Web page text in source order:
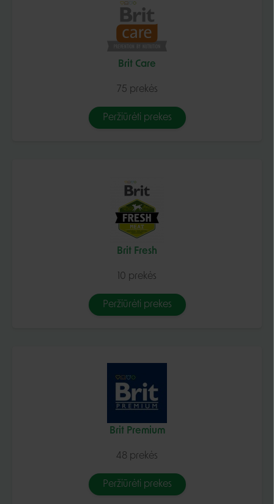
Brit Care
75 prekės
Peržiūrėti prekes
Brit Fresh
10 prekės
Peržiūrėti prekes
Brit Premium
48 prekės
Peržiūrėti prekes